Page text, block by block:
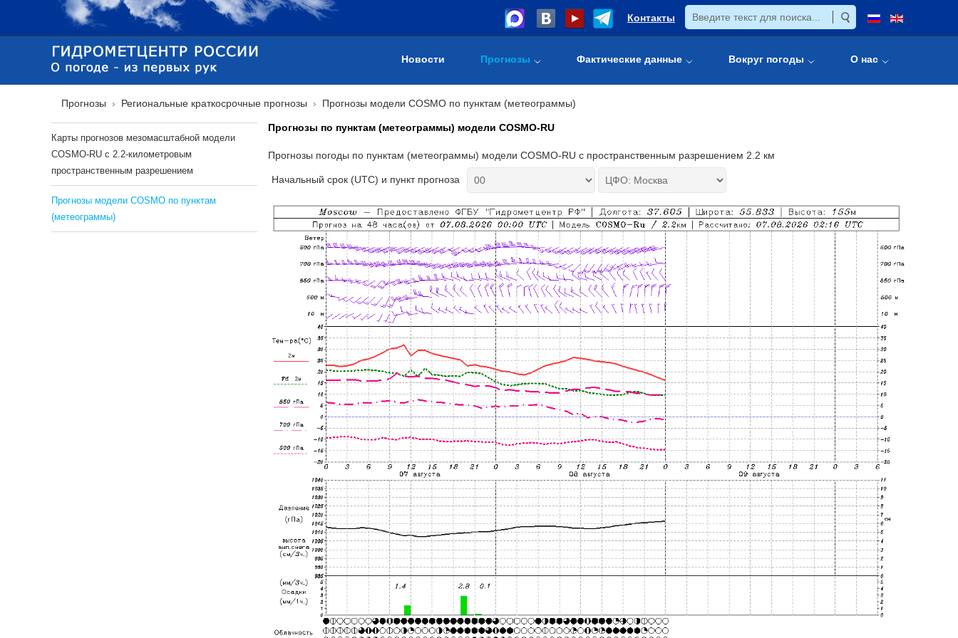
Контакты
Новости Прогнозы Фактические данные Вокруг погоды О нас
Прогнозы Региональные краткосрочные прогнозы Прогнозы модели COSMO по пунктам (метеограммы)
Прогнозы по пунктам (метеограммы) модели COSMO-RU
Прогнозы погоды по пунктам (метеограммы) модели COSMO-RU с пространственным разрешением 2.2 км
Начальный срок (UTC) и пункт прогноза
Карты прогнозов мезомасштабной модели
COSMO-RU с 2.2-километровым
пространственным разрешением
Прогнозы модели COSMO по пунктам
(метеограммы)